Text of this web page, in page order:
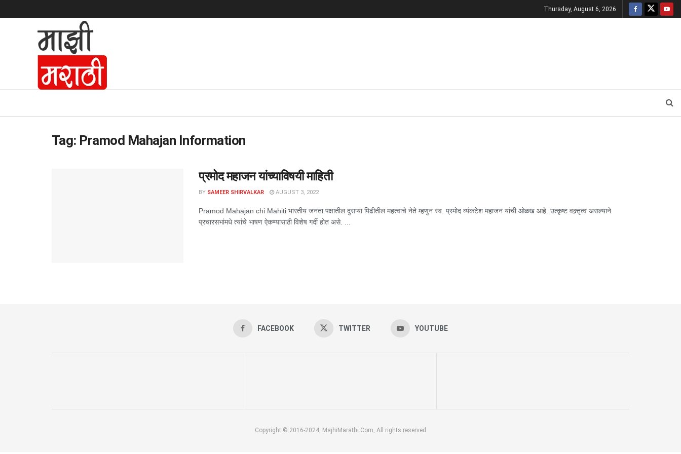
Thursday, August 6, 2026
Tag: Pramod Mahajan Information
प्रमोद महाजन यांच्याविषयी माहिती
BY SAMEER SHIRVALKAR AUGUST 3, 2022
Pramod Mahajan chi Mahiti भारतीय जनता पक्षातील दुसऱ्या पिढीतील महत्वाचे नेते म्हणुन स्व. प्रमोद व्यंकटेश महाजन यांची ओळख आहे. उत्कृष्ट वक्र्तृत्व असल्याने
प्रचारसभांमधे त्यांचे भाषण ऐकण्यासाठी विशेष गर्दी होत असे. ...
FACEBOOK TWITTER YOUTUBE
Copyright © 2016-2024, MajhiMarathi.Com, All rights reserved